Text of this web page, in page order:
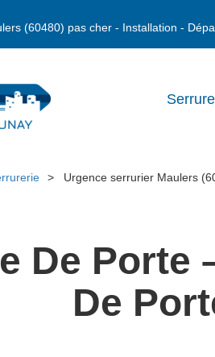
(60480) pas cher - Installation -
Urgence serrurier Maulers
De Porte
De